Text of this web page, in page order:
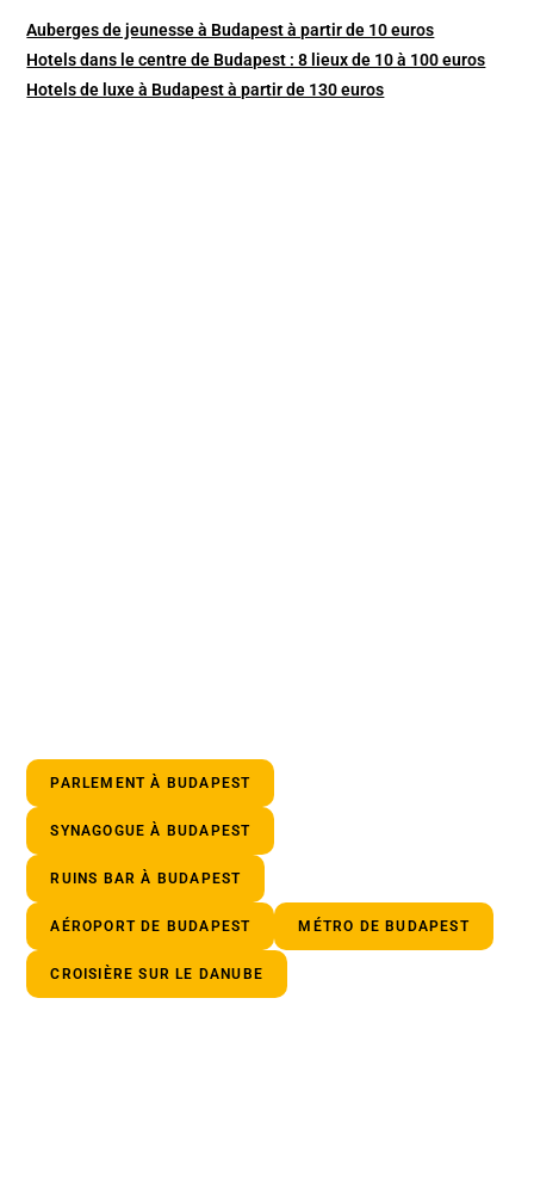
Auberges de jeunesse à Budapest à partir de 10 euros
Hotels dans le centre de Budapest : 8 lieux de 10 à 100 euros
Hotels de luxe à Budapest à partir de 130 euros
PARLEMENT À BUDAPEST
SYNAGOGUE À BUDAPEST
RUINS BAR À BUDAPEST
AÉROPORT DE BUDAPEST MÉTRO DE BUDAPEST
CROISIÈRE SUR LE DANUBE